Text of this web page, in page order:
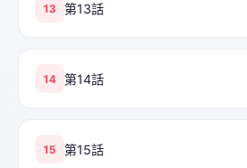
13 第13話
14 第14話
15 第15話